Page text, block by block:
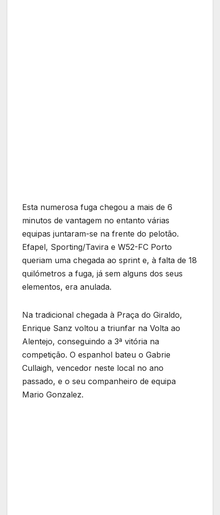
Esta numerosa fuga chegou a mais de 6
minutos de vantagem no entanto várias
equipas juntaram-se na frente do pelotão.
Efapel, Sporting/Tavira e W52-FC Porto
queriam uma chegada ao sprint e, à falta de 18
quilómetros a fuga, já sem alguns dos seus
elementos, era anulada.
Na tradicional chegada à Praça do Giraldo,
Enrique Sanz voltou a triunfar na Volta ao
Alentejo, conseguindo a 3ª vitória na
competição. O espanhol bateu o Gabrie
Cullaigh, vencedor neste local no ano
passado, e o seu companheiro de equipa
Mario Gonzalez.